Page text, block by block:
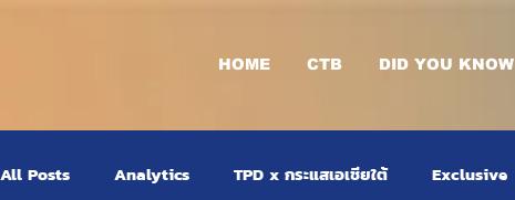
HOME CTB DID YOU KNOW
All Posts Analytics TPD x กระแสเอเชียใต้ Exclusive